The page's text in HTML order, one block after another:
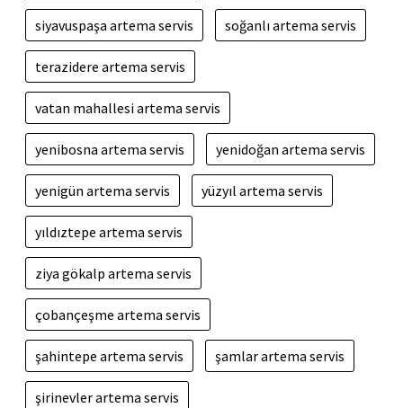
siyavuspaşa artema servis soğanlı artema servis
terazidere artema servis
vatan mahallesi artema servis
yenibosna artema servis yenidoğan artema servis
yenigün artema servis yüzyıl artema servis
yıldıztepe artema servis
ziya gökalp artema servis
çobançeşme artema servis
şahintepe artema servis şamlar artema servis
şirinevler artema servis